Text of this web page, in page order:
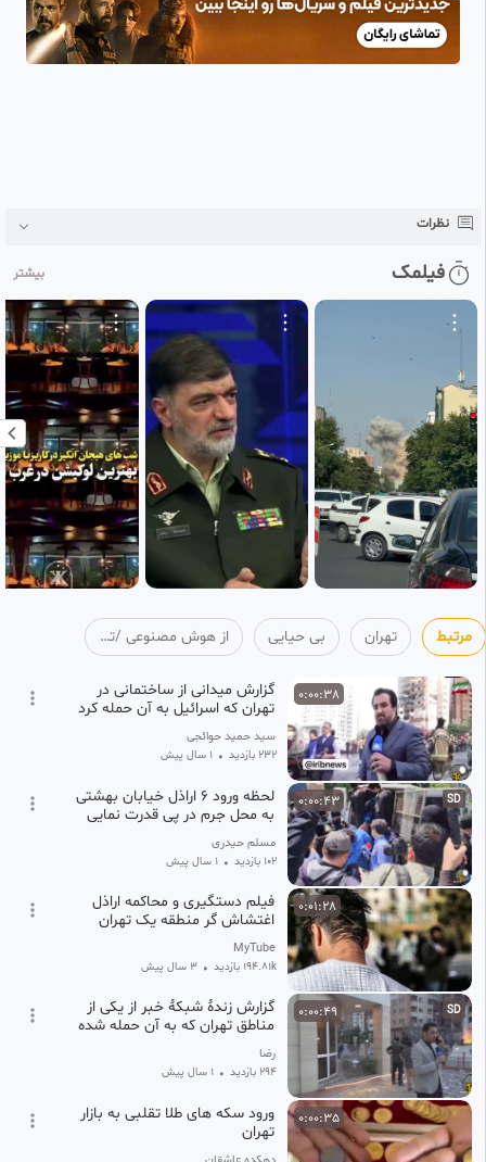
بابا . ایول. به غیرت و مردانگی و شرف شما مردان با مرام کشورمان :
نظرات
فیلمک بیشتر
مرتبط تهران بی حیایی از هوش مصنوعی /تحلیلگر تی وی
0:00:38
گزارش میدانی از ساختمانی در
تهران که اسرائیل به آن حمله کرد
‫سید حمید حوائجی
232 بازدید • 1 سال پیش
SD
0:00:43
لحظه ورود ۶ اراذل خیابان بهشتی
به محل جرم در پی قدرت نمایی
مسلم حیدری
102 بازدید • 1 سال پیش
0:01:28
فیلم دستگیری و محاکمه اراذل
اغتشاش گر منطقه یک تهران
MyTube
194.81k بازدید • 3 سال پیش
SD
0:00:49
گزارش زندۀ شبکۀ خبر از یکی از
مناطق تهران که به آن حمله شده
است
رضا
294 بازدید • 1 سال پیش
0:00:35
ورود سکه های طلا تقلبی به بازار
تهران